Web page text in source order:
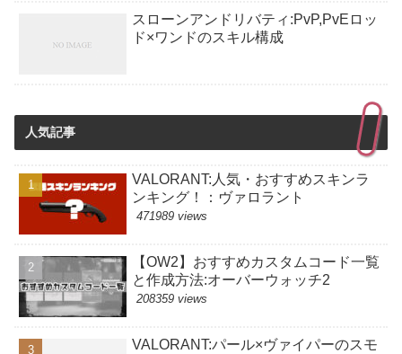
スローンアンドリバティ:PvP,PvEロッ
ド×ワンドのスキル構成
人気記事
VALORANT:人気・おすすめスキンラ
ンキング！：ヴァロラント
471989 views
【OW2】おすすめカスタムコード一覧
と作成方法:オーバーウォッチ2
208359 views
VALORANT:パール×ヴァイパーのスモ